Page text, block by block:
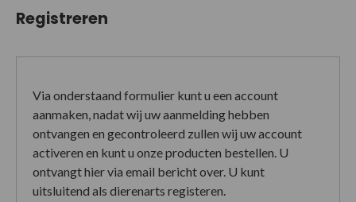
Registreren
Via onderstaand formulier kunt u een account
aanmaken, nadat wij uw aanmelding hebben
ontvangen en gecontroleerd zullen wij uw account
activeren en kunt u onze producten bestellen. U
ontvangt hier via email bericht over. U kunt
uitsluitend als dierenarts registeren.